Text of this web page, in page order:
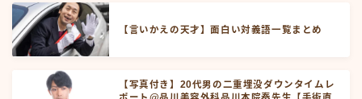
【言いかえの天才】面白い対義語一覧まとめ
【写真付き】20代男の二重埋没ダウンタイムレ